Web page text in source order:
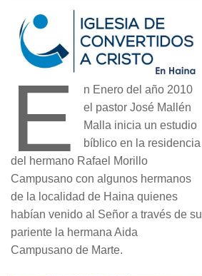
E
n Enero del año 2010
el pastor José Mallén
Malla inicia un estudio
bíblico en la residencia
del hermano Rafael Morillo
Campusano con algunos hermanos
de la localidad de Haina quienes
habían venido al Señor a través de su
pariente la hermana Aida
Campusano de Marte.